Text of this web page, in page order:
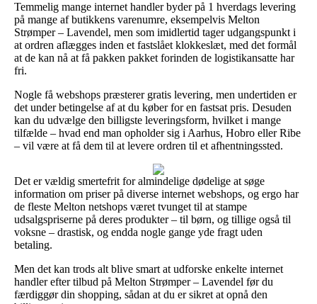
Temmelig mange internet handler byder på 1 hverdags levering
på mange af butikkens varenumre, eksempelvis Melton
Strømper – Lavendel, men som imidlertid tager udgangspunkt i
at ordren aflægges inden et fastslået klokkeslæt, med det formål
at de kan nå at få pakken pakket forinden de logistikansatte har
fri.
Nogle få webshops præsterer gratis levering, men undertiden er
det under betingelse af at du køber for en fastsat pris. Desuden
kan du udvælge den billigste leveringsform, hvilket i mange
tilfælde – hvad end man opholder sig i Aarhus, Hobro eller Ribe
– vil være at få dem til at levere ordren til et afhentningssted.
Det er vældig smertefrit for almindelige dødelige at søge
information om priser på diverse internet webshops, og ergo har
de fleste Melton netshops været tvunget til at stampe
udsalgspriserne på deres produkter – til børn, og tillige også til
voksne – drastisk, og endda nogle gange yde fragt uden
betaling.
Men det kan trods alt blive smart at udforske enkelte internet
handler efter tilbud på Melton Strømper – Lavendel før du
færdiggør din shopping, sådan at du er sikret at opnå den